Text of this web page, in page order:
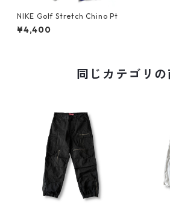
NIKE Golf Stretch Chino Pt
¥4,400
同じカテゴリの